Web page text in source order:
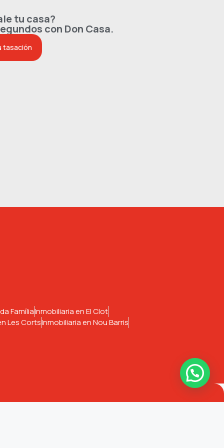
tu casa?
con Don Casa.
tasación
FamíliaInmobiliaria en El Clot
Les CortsInmobiliaria en Nou Barris